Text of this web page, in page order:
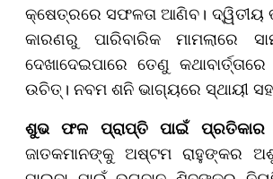
କ୍ଷେତ୍ରରେ ସଫଳତା ଆଣିବ। ଦ୍ୱିତୀୟ
କାରଣରୁ ପାରିବାରିକ ମାମଲାରେ
ଦେଖାଦେଇପାରେ ତେଣୁ
ଉଚିତ୍। ନବମ ଶନି ଭାଗ୍ୟରେ ସ୍ଥାୟୀ
ଶୁଭ ଫଳ ପ୍ରାପ୍ତି ପାଇଁ
ଜାତକମାନଙ୍କୁ ଅଷ୍ଟମ ରାହୁଙ୍କର